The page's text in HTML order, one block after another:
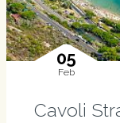
05
Feb
Cavoli